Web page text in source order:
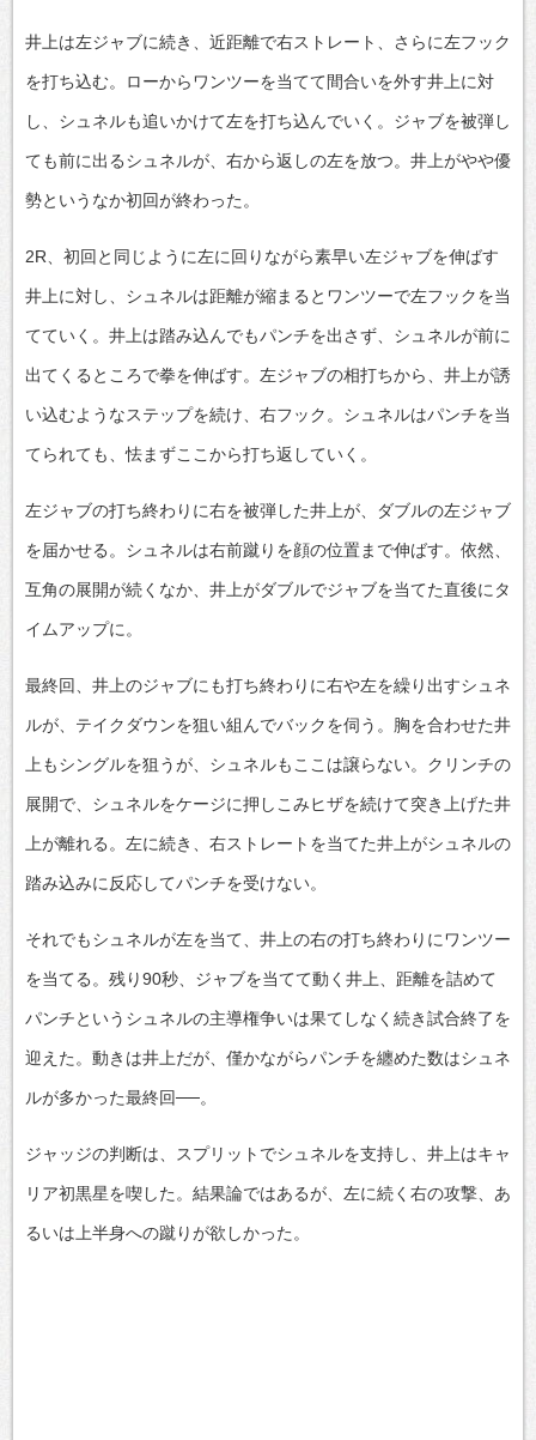
井上は左ジャブに続き、近距離で右ストレート、さらに左フック
を打ち込む。ローからワンツーを当てて間合いを外す井上に対
し、シュネルも追いかけて左を打ち込んでいく。ジャブを被弾し
ても前に出るシュネルが、右から返しの左を放つ。井上がやや優
勢というなか初回が終わった。
2R、初回と同じように左に回りながら素早い左ジャブを伸ばす
井上に対し、シュネルは距離が縮まるとワンツーで左フックを当
てていく。井上は踏み込んでもパンチを出さず、シュネルが前に
出てくるところで拳を伸ばす。左ジャブの相打ちから、井上が誘
い込むようなステップを続け、右フック。シュネルはパンチを当
てられても、怯まずここから打ち返していく。
左ジャブの打ち終わりに右を被弾した井上が、ダブルの左ジャブ
を届かせる。シュネルは右前蹴りを顔の位置まで伸ばす。依然、
互角の展開が続くなか、井上がダブルでジャブを当てた直後にタ
イムアップに。
最終回、井上のジャブにも打ち終わりに右や左を繰り出すシュネ
ルが、テイクダウンを狙い組んでバックを伺う。胸を合わせた井
上もシングルを狙うが、シュネルもここは譲らない。クリンチの
展開で、シュネルをケージに押しこみヒザを続けて突き上げた井
上が離れる。左に続き、右ストレートを当てた井上がシュネルの
踏み込みに反応してパンチを受けない。
それでもシュネルが左を当て、井上の右の打ち終わりにワンツー
を当てる。残り90秒、ジャブを当てて動く井上、距離を詰めて
パンチというシュネルの主導権争いは果てしなく続き試合終了を
迎えた。動きは井上だが、僅かながらパンチを纏めた数はシュネ
ルが多かった最終回──。
ジャッジの判断は、スプリットでシュネルを支持し、井上はキャ
リア初黒星を喫した。結果論ではあるが、左に続く右の攻撃、あ
るいは上半身への蹴りが欲しかった。